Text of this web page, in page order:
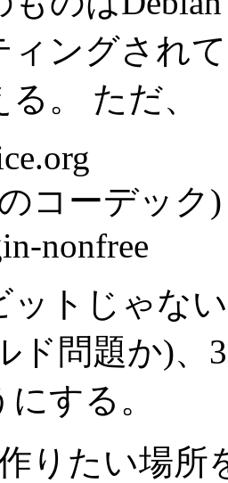
ングされ
。 ただ、
コーデック)
nonfree
ットじゃな
ド問題か)
する。
りたい場所